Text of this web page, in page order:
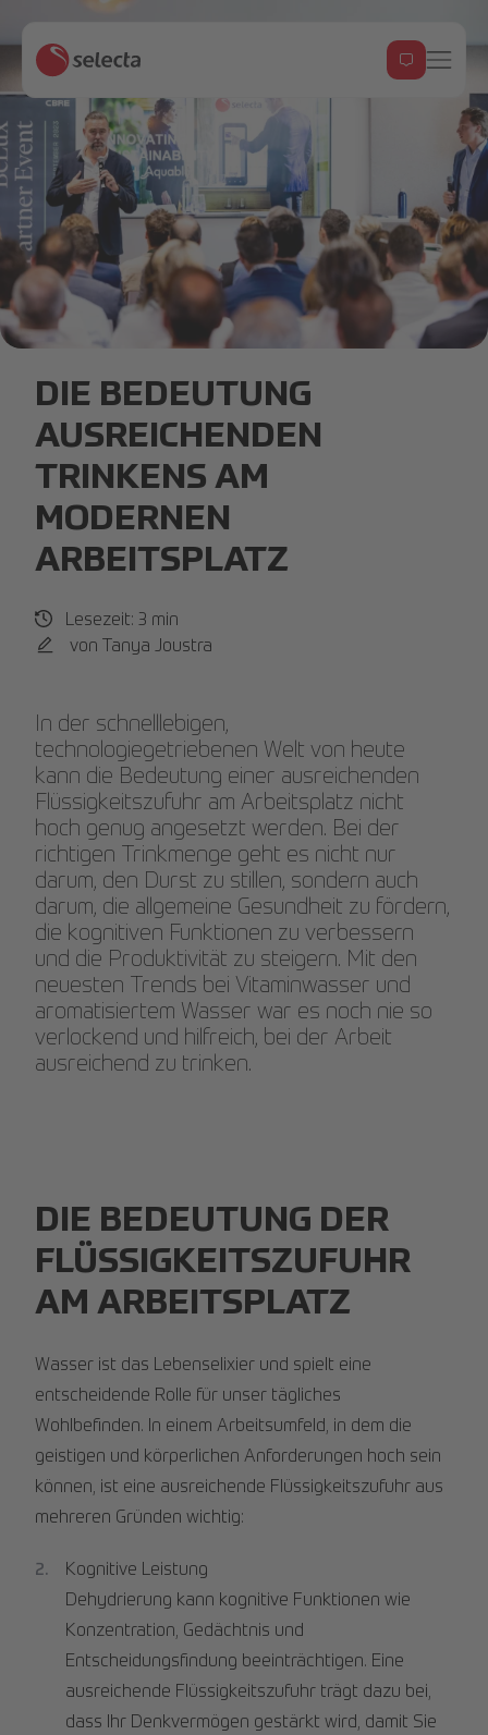
DIE BEDEUTUNG
AUSREICHENDEN
TRINKENS AM
MODERNEN
ARBEITSPLATZ
Lesezeit: 3 min
von Tanya Joustra
In der schnelllebigen,
technologiegetriebenen Welt von heute
kann die Bedeutung einer ausreichenden
Flüssigkeitszufuhr am Arbeitsplatz nicht
hoch genug angesetzt werden. Bei der
richtigen Trinkmenge geht es nicht nur
darum, den Durst zu stillen, sondern auch
darum, die allgemeine Gesundheit zu fördern,
die kognitiven Funktionen zu verbessern
und die Produktivität zu steigern. Mit den
neuesten Trends bei Vitaminwasser und
aromatisiertem Wasser war es noch nie so
verlockend und hilfreich, bei der Arbeit
ausreichend zu trinken.
DIE BEDEUTUNG DER
FLÜSSIGKEITSZUFUHR
AM ARBEITSPLATZ
Wasser ist das Lebenselixier und spielt eine
entscheidende Rolle für unser tägliches
Wohlbefinden. In einem Arbeitsumfeld, in dem die
geistigen und körperlichen Anforderungen hoch sein
können, ist eine ausreichende Flüssigkeitszufuhr aus
mehreren Gründen wichtig:
Kognitive Leistung
Dehydrierung kann kognitive Funktionen wie
Konzentration, Gedächtnis und
Entscheidungsfindung beeinträchtigen. Eine
ausreichende Flüssigkeitszufuhr trägt dazu bei,
dass Ihr Denkvermögen gestärkt wird, damit Sie